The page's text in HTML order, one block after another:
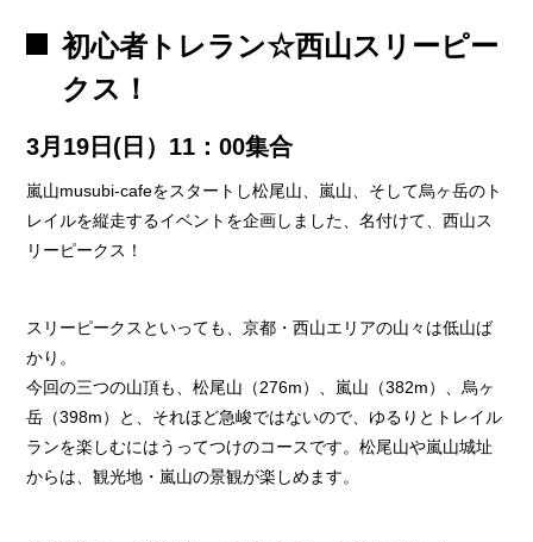
初心者トレラン☆西山スリーピー
クス！
3月19日(日）11：00集合
嵐山musubi-cafeをスタートし松尾山、嵐山、そして烏ヶ岳のト
レイルを縦走するイベントを企画しました、名付けて、西山ス
リーピークス！
スリーピークスといっても、京都・西山エリアの山々は低山ば
かり。
今回の三つの山頂も、松尾山（276m）、嵐山（382m）、烏ヶ
岳（398m）と、それほど急峻ではないので、ゆるりとトレイル
ランを楽しむにはうってつけのコースです。松尾山や嵐山城址
からは、観光地・嵐山の景観が楽しめます。